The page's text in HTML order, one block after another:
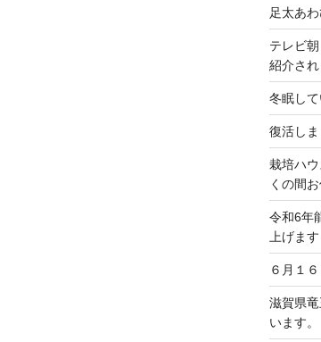
足太あ
テレビ
紹介され
冬眠し
復活しま
栽培ハ
くの間
令和6年
上げます
６月１
滋賀県
います。